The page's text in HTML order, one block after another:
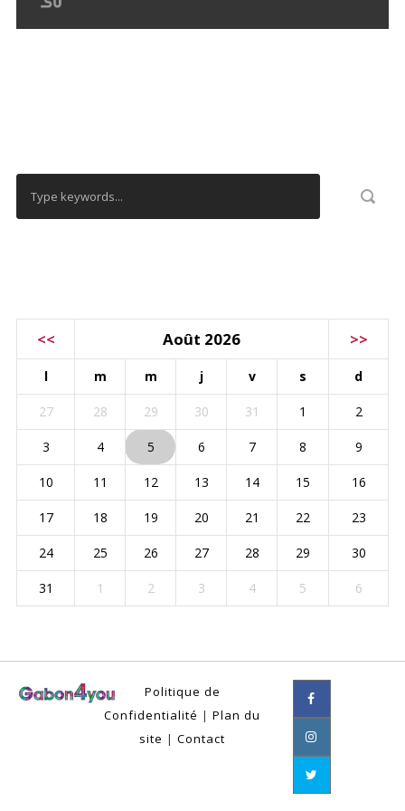
<< Août 2026 >>
l m m j v s d
27 28 29 30 31 1 2
3 4 5 6 7 8 9
10 11 12 13 14 15 16
17 18 19 20 21 22 23
24 25 26 27 28 29 30
31 1 2 3 4 5 6
Politique de
Confidentialité | Plan du
site | Contact